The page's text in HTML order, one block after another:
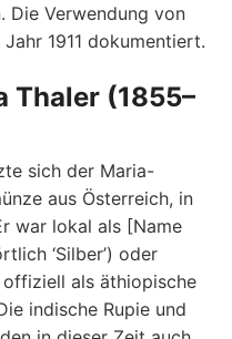
Die Verwendung von
1911 dokumentiert.
Thaler (1855–
sich der Maria-
aus Österreich, in
war lokal als [Name
‘Silber’) oder
als äthiopische
indische Rupie und